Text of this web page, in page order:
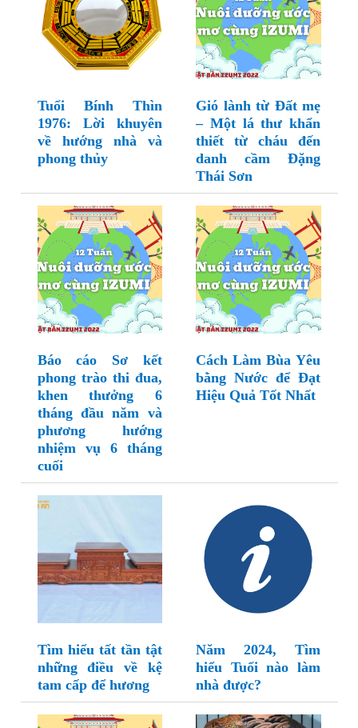
Tuổi Bính Thìn
1976: Lời khuyên
về hướng nhà và
phong thủy
Gió lành từ Đất mẹ
– Một lá thư khẩn
thiết từ cháu đến
danh cầm Đặng
Thái Sơn
Báo cáo Sơ kết
phong trào thi đua,
khen thưởng 6
tháng đầu năm và
phương hướng
nhiệm vụ 6 tháng
cuối
Cách Làm Bùa Yêu
bằng Nước để Đạt
Hiệu Quả Tốt Nhất
Tìm hiểu tất tần tật
những điều về kệ
tam cấp để hương
Năm 2024, Tìm
hiểu Tuổi nào làm
nhà được?